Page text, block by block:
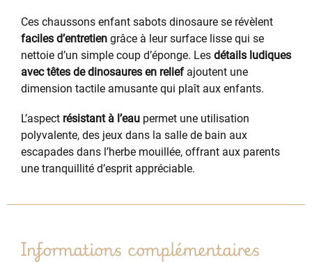
Ces chaussons enfant sabots dinosaure se révèlent
faciles d’entretien grâce à leur surface lisse qui se
nettoie d’un simple coup d’éponge. Les détails ludiques
avec têtes de dinosaures en reliefajoutent une
dimension tactile amusante qui plaît aux enfants.
L’aspect résistant à l’eau permet une utilisation
polyvalente, des jeux dans la salle de bain aux
escapades dans l’herbe mouillée, offrant aux parents
une tranquillité d’esprit appréciable.
Informations complémentaires